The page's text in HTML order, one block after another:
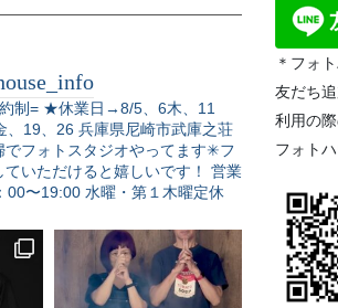
制= ★休業日→8/5、6木、11
、19、26 兵庫県尼崎市武庫之荘
でフォトスタジオやってます✳︎フ
ていただけると嬉しいです！ 営業
00〜19:00 水曜・第１木曜定休
＊フォ
友だち
利用の
フォト